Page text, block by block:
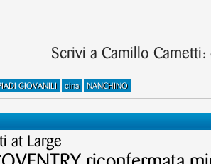
Scrivi a Camillo Cametti:
GIOVANILI cina NANCHINO
at Large